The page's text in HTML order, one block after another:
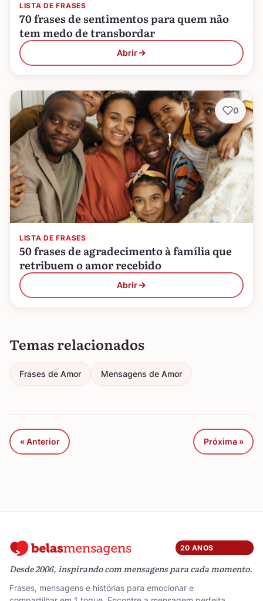
LISTA DE FRASES
70 frases de sentimentos para quem não
tem medo de transbordar
Abrir
LISTA DE FRASES
50 frases de agradecimento à família que
retribuem o amor recebido
Abrir
0
Temas relacionados
Frases de Amor Mensagens de Amor
« Anterior Próxima »
20 ANOS
Desde 2006, inspirando com mensagens para cada momento.
Frases, mensagens e histórias para emocionar e